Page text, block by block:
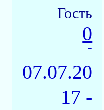
Гость
0
-
07.07.20
17 -